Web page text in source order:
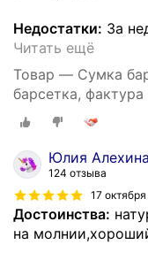
Недостатки: За
Читать ещё
Товар — Сумка
барсетка,
Юлия Алехина
124 отзыва
17
Достоинства:
на